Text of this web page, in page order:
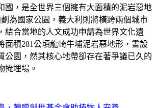
國，是全世界三個擁有大面積的泥岩惡地
為國家公園，義大利則將橫跨兩個城市
結合當地的人文成功申請為世界文化遺
面積281公頃龍崎牛埔泥岩惡地形，畫設
公園，然其核心地帶卻存在著爭議已久的
掩埋場。